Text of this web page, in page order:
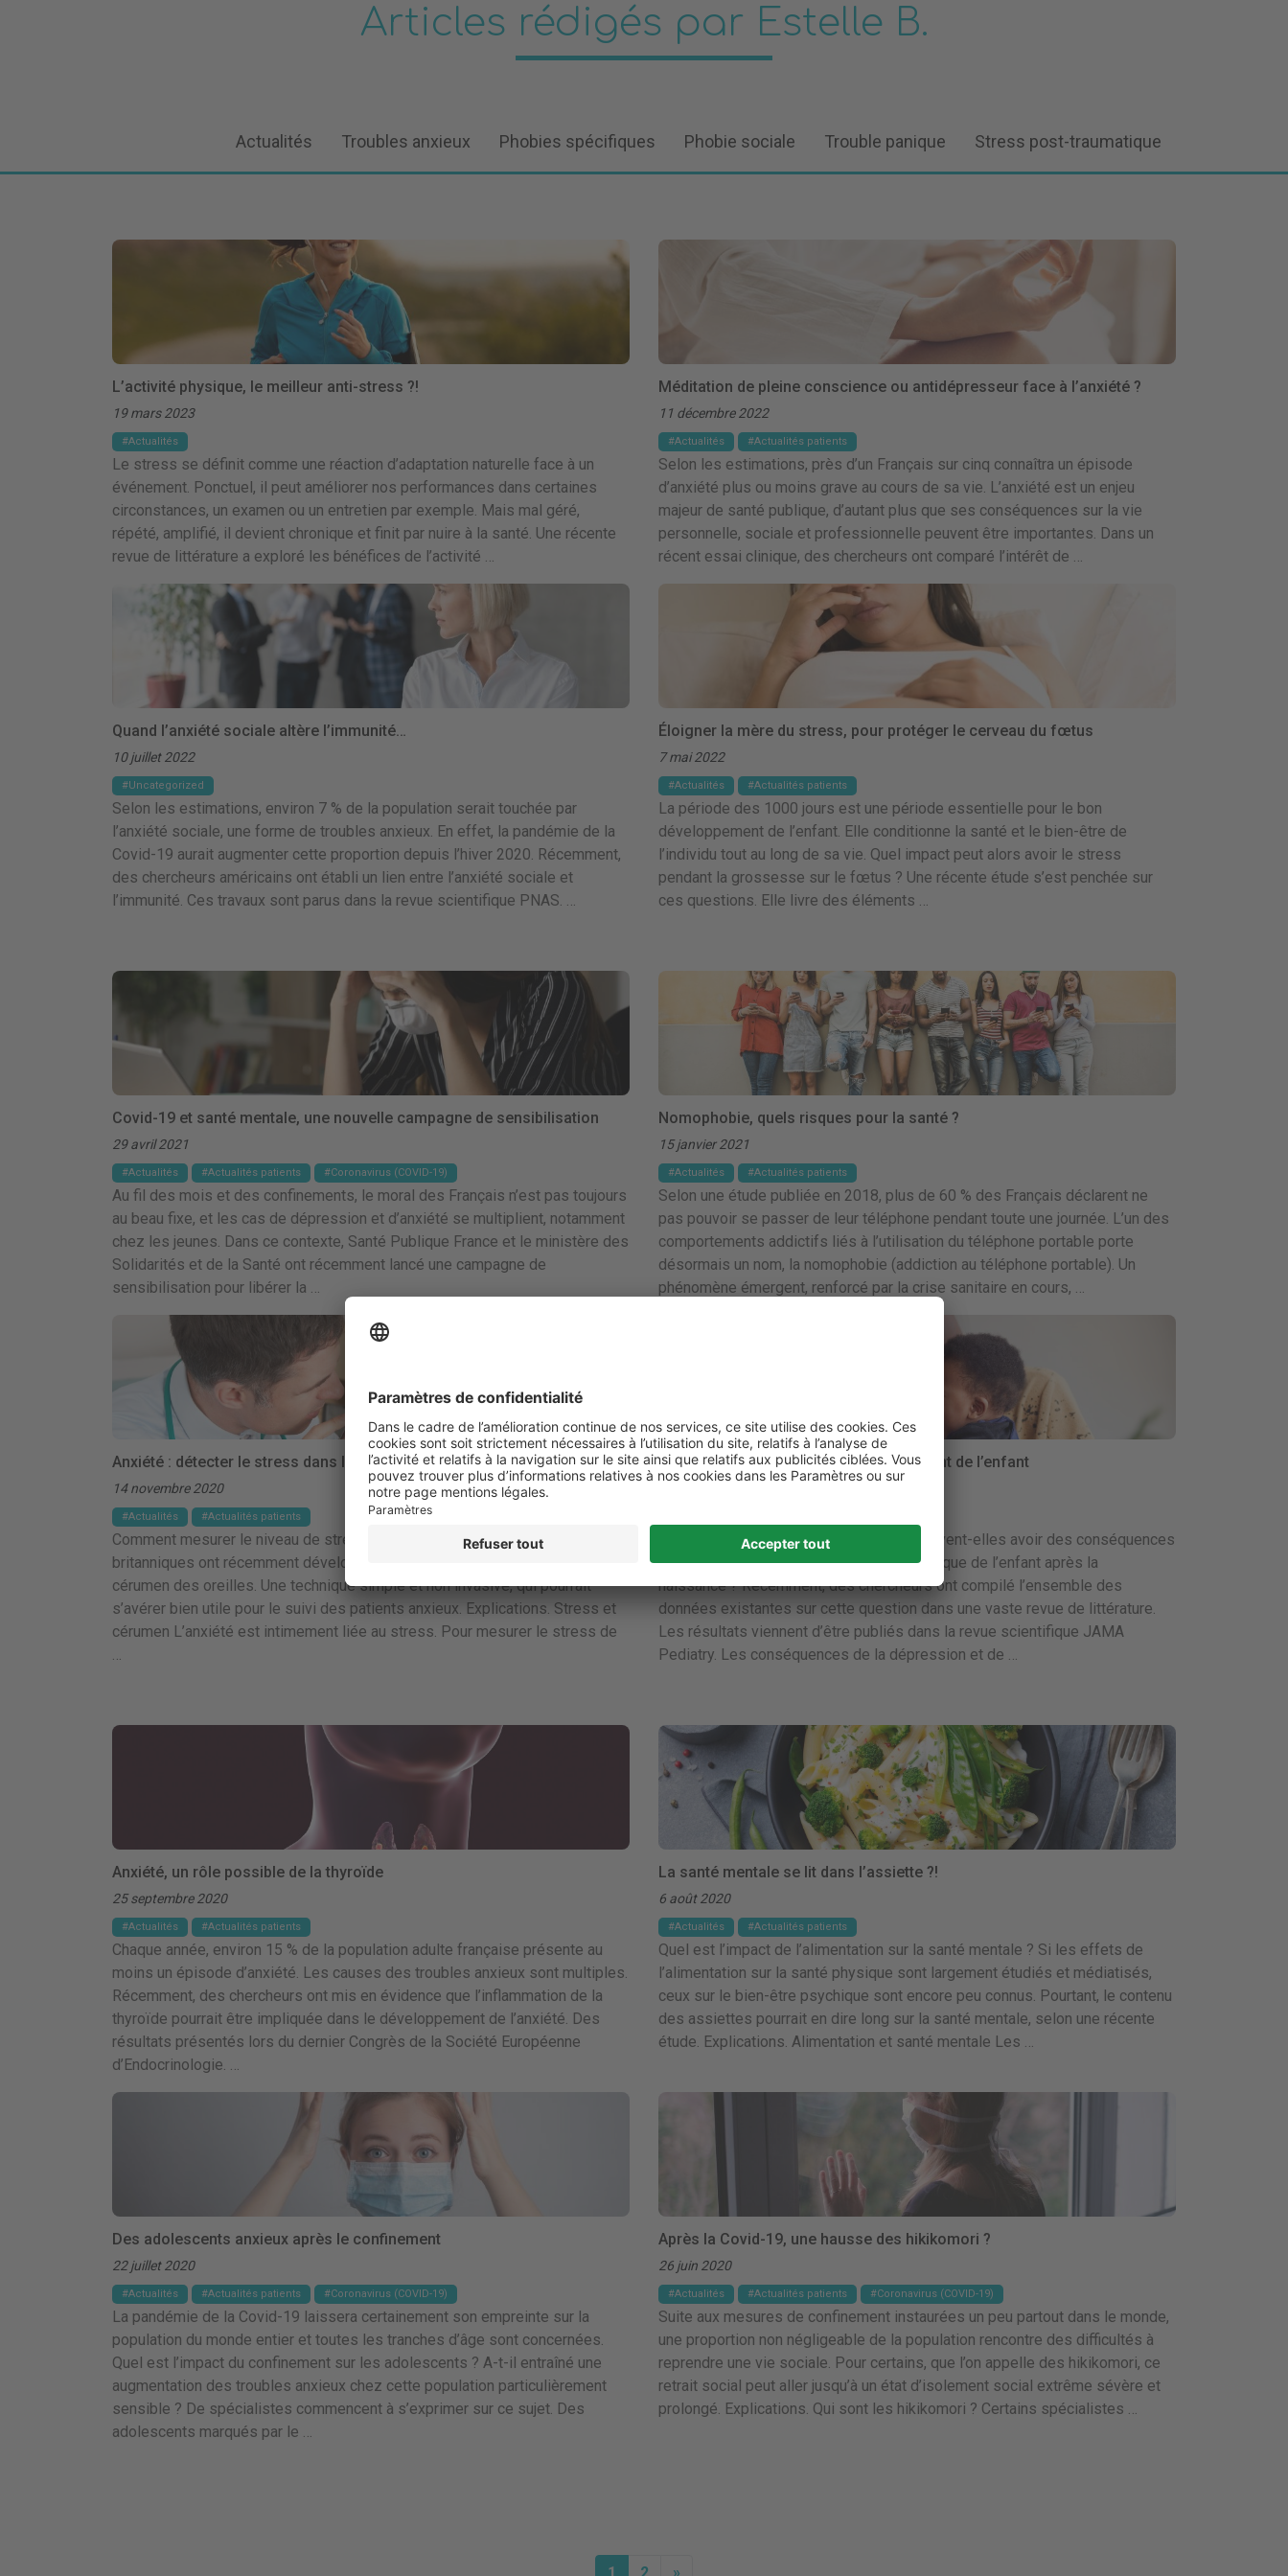
Actualités Troubles anxieux Phobies spécifiques Phobie sociale Trouble panique Stress post-traumatique
Articles rédigés par Estelle B.
L’activité physique, le meilleur anti-stress ?!
19 mars 2023
Actualités
Le stress se définit comme une réaction d’adaptation naturelle face à un
événement. Ponctuel, il peut améliorer nos performances dans certaines
circonstances, un examen ou un entretien par exemple. Mais mal géré,
répété, amplifié, il devient chronique et finit par nuire à la santé. Une récente
revue de littérature a exploré les bénéfices de l’activité …
Méditation de pleine conscience ou antidépresseur face à l’anxiété ?
11 décembre 2022
Actualités Actualités patients
Selon les estimations, près d’un Français sur cinq connaîtra un épisode
d’anxiété plus ou moins grave au cours de sa vie. L’anxiété est un enjeu
majeur de santé publique, d’autant plus que ses conséquences sur la vie
personnelle, sociale et professionnelle peuvent être importantes. Dans un
récent essai clinique, des chercheurs ont comparé l’intérêt de …
Quand l’anxiété sociale altère l’immunité…
10 juillet 2022
Uncategorized
Selon les estimations, environ 7 % de la population serait touchée par
l’anxiété sociale, une forme de troubles anxieux. En effet, la pandémie de la
Covid-19 aurait augmenter cette proportion depuis l’hiver 2020. Récemment,
des chercheurs américains ont établi un lien entre l’anxiété sociale et
l’immunité. Ces travaux sont parus dans la revue scientifique PNAS. …
Éloigner la mère du stress, pour protéger le cerveau du fœtus
7 mai 2022
Actualités Actualités patients
La période des 1000 jours est une période essentielle pour le bon
développement de l’enfant. Elle conditionne la santé et le bien-être de
l’individu tout au long de sa vie. Quel impact peut alors avoir le stress
pendant la grossesse sur le fœtus ? Une récente étude s’est penchée sur
ces questions. Elle livre des éléments …
Covid-19 et santé mentale, une nouvelle campagne de sensibilisation
29 avril 2021
Actualités Actualités patients Coronavirus (COVID-19)
Au fil des mois et des confinements, le moral des Français n’est pas toujours
au beau fixe, et les cas de dépression et d’anxiété se multiplient, notamment
chez les jeunes. Dans ce contexte, Santé Publique France et le ministère des
Solidarités et de la Santé ont récemment lancé une campagne de
sensibilisation pour libérer la …
Nomophobie, quels risques pour la santé ?
15 janvier 2021
Actualités Actualités patients
Selon une étude publiée en 2018, plus de 60 % des Français déclarent ne
pas pouvoir se passer de leur téléphone pendant toute une journée. L’un des
comportements addictifs liés à l’utilisation du téléphone portable porte
désormais un nom, la nomophobie (addiction au téléphone portable). Un
phénomène émergent, renforcé par la crise sanitaire en cours, …
Anxiété : détecter le stress dans le cérumen
14 novembre 2020
Actualités Actualités patients
Comment mesurer le niveau de stress de manière fiable ? Des chercheurs
britanniques ont récemment développé une technique basée sur l’analyse du
cérumen des oreilles. Une technique simple et non invasive, qui pourrait
s’avérer bien utile pour le suivi des patients anxieux. Explications. Stress et
cérumen L’anxiété est intimement liée au stress. Pour mesurer le stress de
…
De l’anxiété maternelle au développement de l’enfant
L’anxiété ou la dépression maternelle peuvent-elles avoir des conséquences
directes sur le développement psychologique de l’enfant après la
naissance ? Récemment, des chercheurs ont compilé l’ensemble des
données existantes sur cette question dans une vaste revue de littérature.
Les résultats viennent d’être publiés dans la revue scientifique JAMA
Pediatry. Les conséquences de la dépression et de …
Anxiété, un rôle possible de la thyroïde
25 septembre 2020
Actualités Actualités patients
Chaque année, environ 15 % de la population adulte française présente au
moins un épisode d’anxiété. Les causes des troubles anxieux sont multiples.
Récemment, des chercheurs ont mis en évidence que l’inflammation de la
thyroïde pourrait être impliquée dans le développement de l’anxiété. Des
résultats présentés lors du dernier Congrès de la Société Européenne
d’Endocrinologie. …
La santé mentale se lit dans l’assiette ?!
6 août 2020
Actualités Actualités patients
Quel est l’impact de l’alimentation sur la santé mentale ? Si les effets de
l’alimentation sur la santé physique sont largement étudiés et médiatisés,
ceux sur le bien-être psychique sont encore peu connus. Pourtant, le contenu
des assiettes pourrait en dire long sur la santé mentale, selon une récente
étude. Explications. Alimentation et santé mentale Les …
Des adolescents anxieux après le confinement
22 juillet 2020
Actualités Actualités patients Coronavirus (COVID-19)
La pandémie de la Covid-19 laissera certainement son empreinte sur la
population du monde entier et toutes les tranches d’âge sont concernées.
Quel est l’impact du confinement sur les adolescents ? A-t-il entraîné une
augmentation des troubles anxieux chez cette population particulièrement
sensible ? De spécialistes commencent à s’exprimer sur ce sujet. Des
adolescents marqués par le …
Après la Covid-19, une hausse des hikikomori ?
26 juin 2020
Actualités Actualités patients Coronavirus (COVID-19)
Suite aux mesures de confinement instaurées un peu partout dans le monde,
une proportion non négligeable de la population rencontre des difficultés à
reprendre une vie sociale. Pour certains, que l’on appelle des hikikomori, ce
retrait social peut aller jusqu’à un état d’isolement social extrême sévère et
prolongé. Explications. Qui sont les hikikomori ? Certains spécialistes …